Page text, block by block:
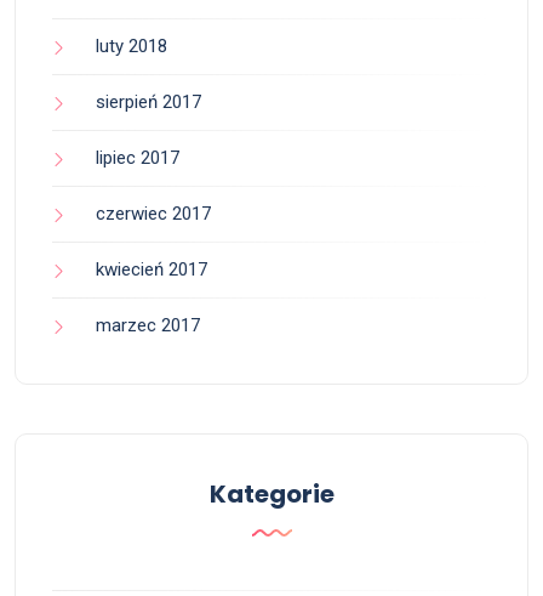
luty 2018
sierpień 2017
lipiec 2017
czerwiec 2017
kwiecień 2017
marzec 2017
Kategorie